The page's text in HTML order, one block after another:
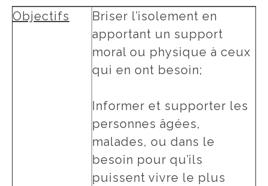
Objectifs
Briser l’isolement en
apportant un support
moral ou physique à ceux
qui en ont besoin;
Informer et supporter les
personnes âgées,
malades, ou dans le
besoin pour qu’ils
puissent vivre le plus